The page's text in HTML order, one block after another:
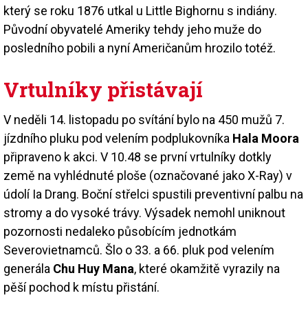
který se roku 1876 utkal u Little Bighornu s indiány.
Původní obyvatelé Ameriky tehdy jeho muže do
posledního pobili a nyní Američanům hrozilo totéž.
Vrtulníky přistávají
V neděli 14. listopadu po svítání bylo na 450 mužů 7.
jízdního pluku pod velením podplukovníka Hala Moora
připraveno k akci. V 10.48 se první vrtulníky dotkly
země na vyhlédnuté ploše (označované jako X-Ray) v
údolí Ia Drang. Boční střelci spustili preventivní palbu na
stromy a do vysoké trávy. Výsadek nemohl uniknout
pozornosti nedaleko působícím jednotkám
Severovietnamců. Šlo o 33. a 66. pluk pod velením
generála Chu Huy Mana, které okamžitě vyrazily na
pěší pochod k místu přistání.